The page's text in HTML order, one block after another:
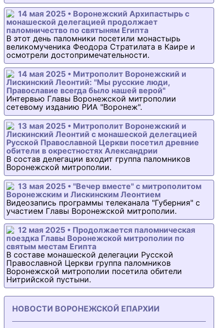
14 мая 2025 • Воронежский Архипастырь с
монашеской делегацией продолжает
паломничество по святыням Египта
В этот день паломники посетили монастырь
великомученика Феодора Стратилата в Каире и
осмотрели достопримечательности.
14 мая 2025 • Митрополит Воронежский и
Лискинский Леонтий: "Мы русские люди,
Православие всегда было нашей верой"
Интервью Главы Воронежской митрополии
сетевому изданию РИА "Воронеж".
13 мая 2025 • Митрополит Воронежский и
Лискинский Леонтий с монашеской делегацией
Русской Православной Церкви посетил древние
обители в окрестностях Александрии
В состав делегации входит группа паломников
Воронежской митрополии.
13 мая 2025 • "Вечер вместе" с митрополитом
Воронежским и Лискинским Леонтием
Видеозапись программы телеканала "Губерния" с
участием Главы Воронежской митрополии.
12 мая 2025 • Продолжается паломническая
поездка Главы Воронежской митрополии по
святым местам Египта
В составе монашеской делегации Русской
Православной Церкви группа паломников
Воронежской митрополии посетила обители
Нитрийской пустыни.
НОВОСТИ ВОРОНЕЖСКОЙ ЕПАРХИИ